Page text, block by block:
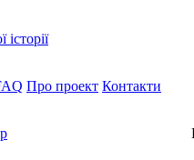
історії
Про проект Контакти